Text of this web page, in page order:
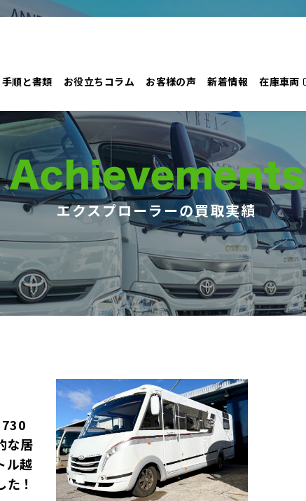
手順と書類 お役立ちコラム お客様の声 新着情報 在庫車両
Achievements
エクスプローラーの買取実績
730
な居
ル越
！